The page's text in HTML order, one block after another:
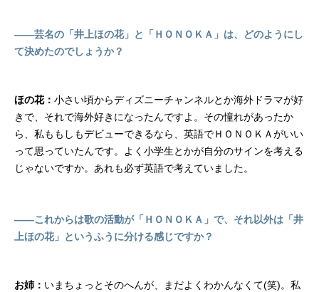
――芸名の「井上ほの花」と「ＨＯＮＯＫＡ」は、どのようにし
て決めたのでしょうか？
ほの花： 小さい頃からディズニーチャンネルとか海外ドラマが好
きで、それで海外好きになったんですよ。その憧れがあったか
ら、私ももしもデビューできるなら、英語でＨＯＮＯＫＡがいい
って思っていたんです。よく小学生とかが自分のサインを考える
じゃないですか。あれも必ず英語で考えていました。
――これからは歌の活動が「ＨＯＮＯＫＡ」で、それ以外は「井
上ほの花」というふうに分ける感じですか？
お姉： いまちょっとそのへんが、まだよくわかんなくて(笑)。私